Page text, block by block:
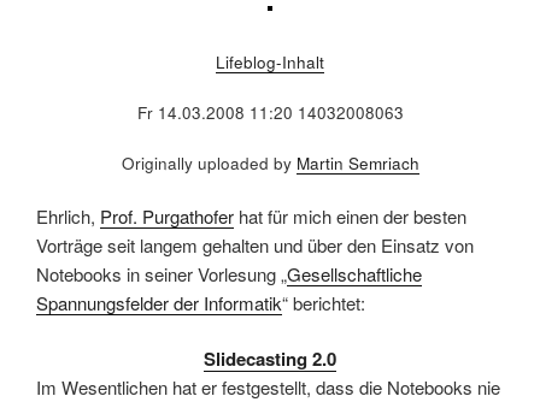
Lifeblog-Inhalt
Fr 14.03.2008 11:20 14032008063
Originally uploaded by Martin Semriach
Ehrlich, Prof. Purgathofer hat für mich einen der besten
Vorträge seit langem gehalten und über den Einsatz von
Notebooks in seiner Vorlesung „Gesellschaftliche
Spannungsfelder der Informatik“ berichtet:
Slidecasting 2.0
Im Wesentlichen hat er festgestellt, dass die Notebooks nie